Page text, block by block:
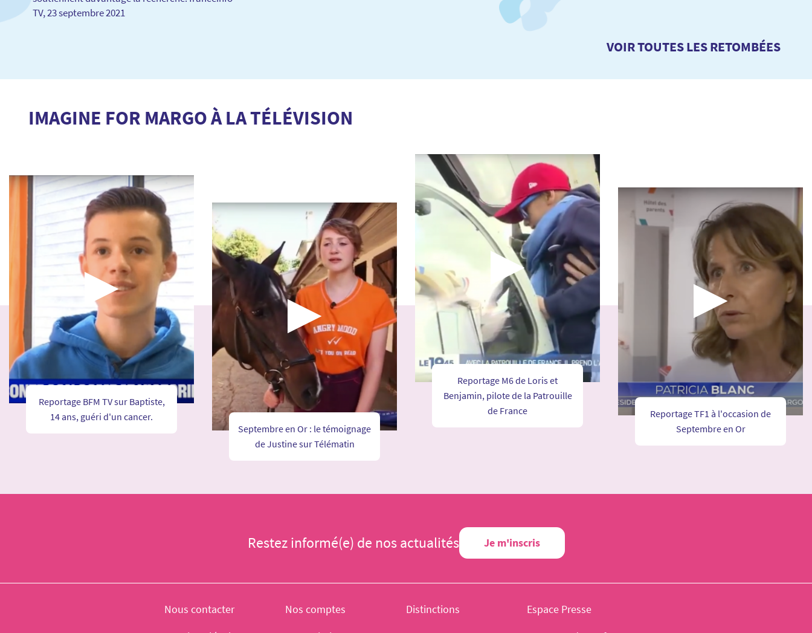
TV, 23 septembre 2021
VOIR TOUTES LES RETOMBÉES
IMAGINE FOR MARGO À LA TÉLÉVISION
Reportage BFM TV sur Baptiste,
14 ans, guéri d'un cancer.
Septembre en Or : le témoignage
de Justine sur Télématin
Reportage M6 de Loris et
Benjamin, pilote de la Patrouille
de France
Reportage TF1 à l'occasion de
Septembre en Or
Restez informé(e) de nos actualités Je m'inscris
Nous contacter Nos comptes Distinctions
Espace Presse